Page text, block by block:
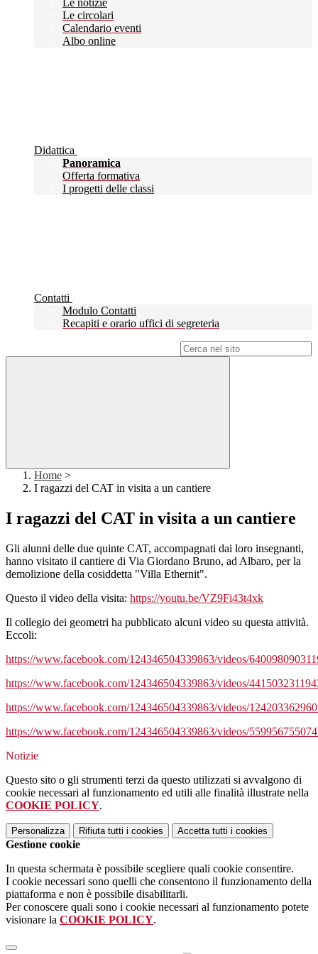
Le notizie
Le circolari
Calendario eventi
Albo online
Didattica
Panoramica
Offerta formativa
I progetti delle classi
Contatti
Modulo Contatti
Recapiti e orario uffici di segreteria
Home >
I ragazzi del CAT in visita a un cantiere
I ragazzi del CAT in visita a un cantiere
Gli alunni delle due quinte CAT, accompagnati dai loro insegnanti,
hanno visitato il cantiere di Via Giordano Bruno, ad Albaro, per la
demolizione della cosiddetta "Villa Ethernit".
Questo il video della visita: https://youtu.be/VZ9Fi43t4xk
Il collegio dei geometri ha pubblicato alcuni video su questa attività.
Eccoli:
https://www.facebook.com/124346504339863/videos/
https://www.facebook.com/124346504339863/videos/
https://www.facebook.com/124346504339863/videos/
https://www.facebook.com/124346504339863/videos/
Notizie
Questo sito o gli strumenti terzi da questo utilizzati si avvalgono di
cookie necessari al funzionamento ed utili alle finalità illustrate nella
COOKIE POLICY.
Personalizza Rifiuta tutti i cookies Accetta tutti i cookies
Gestione cookie
In questa schermata è possibile scegliere quali cookie consentire.
I cookie necessari sono quelli che consentono il funzionamento della
piattaforma e non è possibile disabilitarli.
Per conoscere quali sono i cookie necessari al funzionamento potete
visionare la COOKIE POLICY.